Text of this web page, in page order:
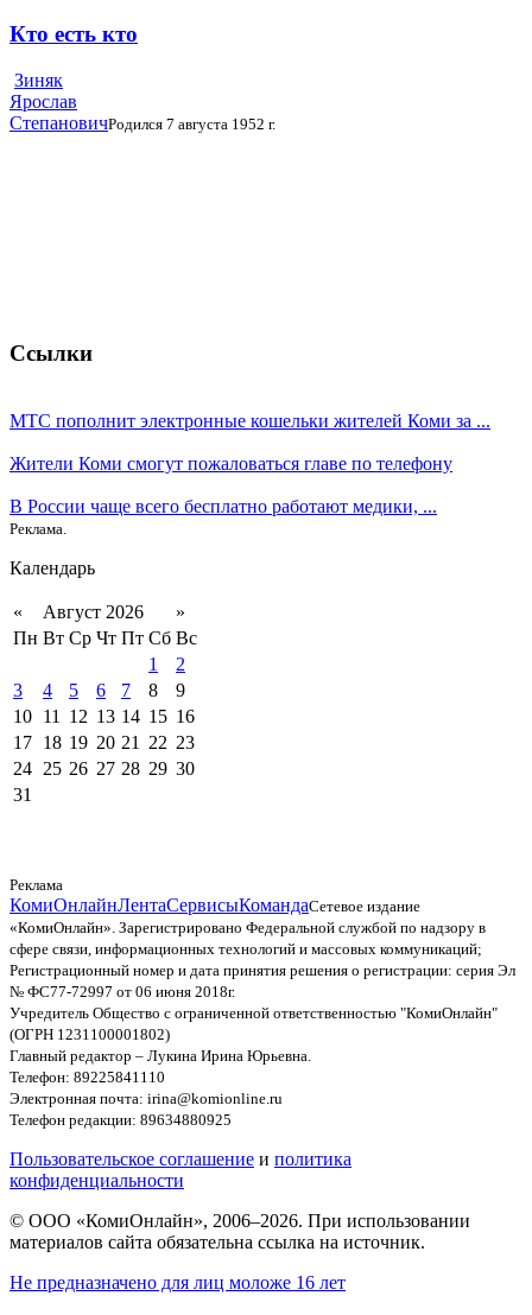
Кто есть кто
Зиняк
Ярослав
СтепановичРодился 7 августа 1952 г.
Ссылки
МТС пополнит электронные кошельки жителей Коми за ...
Жители Коми смогут пожаловаться главе по телефону
В России чаще всего бесплатно работают медики, ...
Реклама.
Календарь
« Август 2026
»
Пн Вт Ср Чт Пт Сб Вс
1
2
3
4 5 6 7 8
9
10 11 12 13 14 15 16
17 18 19 20 21 22 23
24 25 26 27 28 29 30
31
Реклама
КомиОнлайнЛентаСервисыКомандаСетевое издание
«КомиОнлайн». Зарегистрировано Федеральной службой по надзору в
сфере связи, информационных технологий и массовых коммуникаций;
Регистрационный номер и дата принятия решения о регистрации: серия Эл
№ ФС77-72997 от 06 июня 2018г.
Учредитель Общество с ограниченной ответственностью "КомиОнлайн"
(ОГРН 1231100001802)
Главный редактор – Лукина Ирина Юрьевна.
Телефон: 89225841110
Электронная почта: irina@komionline.ru
Телефон редакции: 89634880925
Пользовательское соглашение и политика
конфиденциальности
© ООО «КомиОнлайн», 2006–2026. При использовании
материалов сайта обязательна ссылка на источник.
Не предназначено для лиц моложе 16 лет